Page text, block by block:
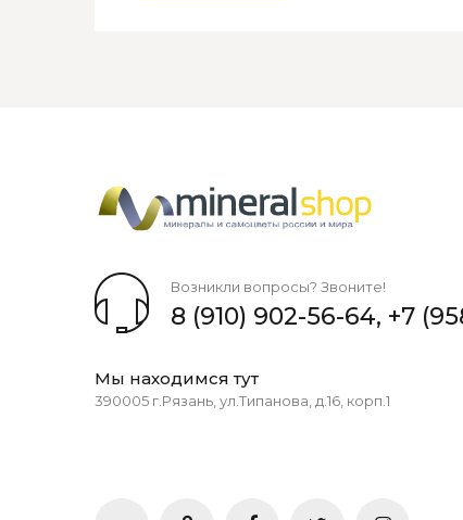
Возникли вопросы? Звоните!
8 (910) 902-56-64, +7
Мы находимся тут
390005 г.Рязань, ул.Типанова, д.16, корп.1